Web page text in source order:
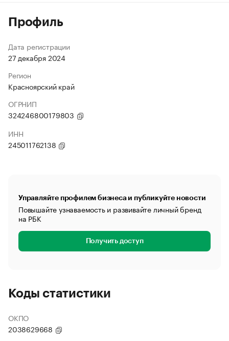
Профиль
Дата регистрации
27 декабря 2024
Регион
Красноярский край
ОГРНИП
324246800179803
ИНН
245011762138
Управляйте профилем бизнеса и публикуйте новости
Повышайте узнаваемость и развивайте личный бренд
на РБК
Получить доступ
Коды статистики
ОКПО
2038629668